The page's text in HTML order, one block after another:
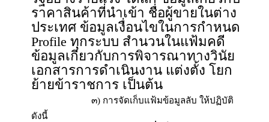
ราคาสินค้าที่นำเข้า ชื่อผู้ขายในต่าง
ประเทศ ข้อมูลเงื่อนไขในการกำหนด
Profile ทุกระบบ สำนวนในแฟ้มคดี
ข้อมูลเกี่ยวกับการพิจารณาทางวินัย
เอกสารการดำเนินงาน แต่งตั้ง โยก
ย้ายข้าราชการ เป็นต้น
๓) การจัดเก็บแฟ้มข้อมูลลับ ให้ปฏิบัติ
ดังนี้